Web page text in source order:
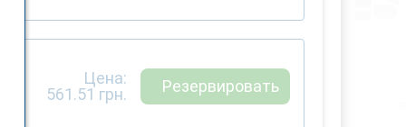
Цена:
561.51 грн. Резервировать